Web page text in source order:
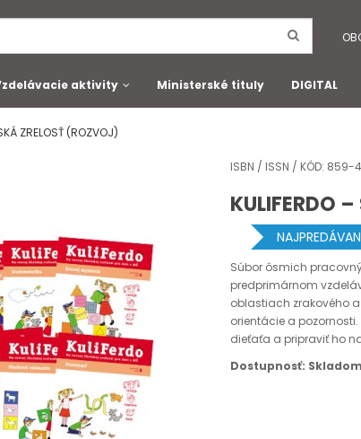
aktivity Ministerské tituly DIGITAL
ZRELOSŤ (ROZVOJ)
ISBN / ISSN / KÓD:
KULIFERDO
Súbor ôsmich
predprimárnom
oblastiach zrakového
orientácie a
dieťaťa a pripraviť ho
Dostupnosť: Skladom